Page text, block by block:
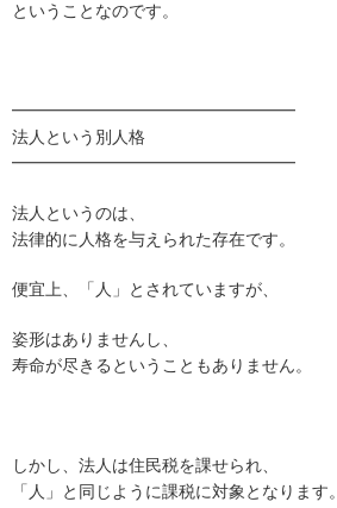
ということなのです。
━━━━━━━━━━━━━━━━━
法人という別人格
━━━━━━━━━━━━━━━━━
法人というのは、
法律的に人格を与えられた存在です。
便宜上、「人」とされていますが、
姿形はありませんし、
寿命が尽きるということもありません。
しかし、法人は住民税を課せられ、
「人」と同じように課税に対象となります。